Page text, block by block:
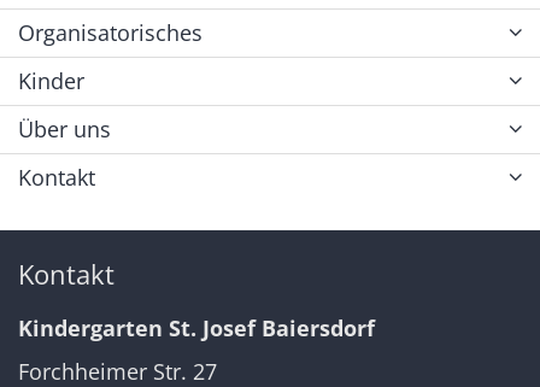
Organisatorisches
Kinder
Über uns
Kontakt
Kontakt
Kindergarten St. Josef Baiersdorf
Forchheimer Str. 27